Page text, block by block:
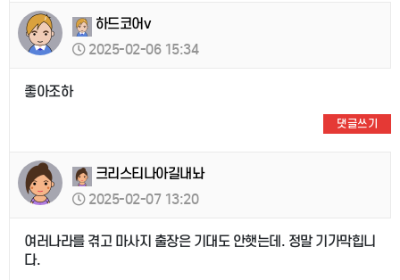
하드코어v
2025-02-06 15:34
좋아조하
댓글쓰기
크리스티나아길내놔
2025-02-07 13:20
여러나라를 겪고 마사지 출장은 기대도 안햇는데. 정말 기가막힙니
다.